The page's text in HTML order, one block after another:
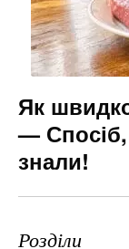
Як
—
знали!
Розділи